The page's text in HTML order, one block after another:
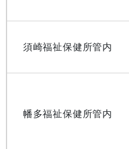
須崎福祉保健所管内
幡多福祉保健所管内